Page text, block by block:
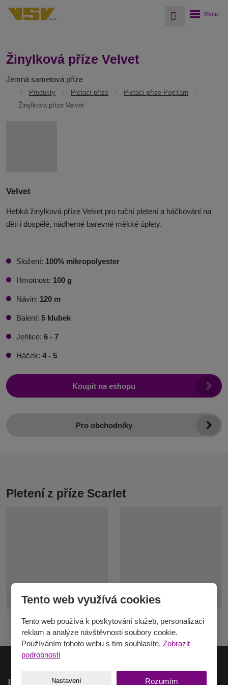
Vyhledávání
Rozbalení
Žinylková příze Velvet
Jemná sametová příze
Produkty Pletací příze
Pletací příze PopYarn
Žinylková příze Velvet
Velvet
Hebká žinylková příze Velvet pro ruční pletení a háčkování na
děti i dospělé, nádherné barevné měkké úplety.
Složení: 100% mikropolyester
Hmotnost: 100 g
Návin: 120m
Balení: 5klubek
Jehlice: 6 - 7
Háček: 4 - 5
Koupit na eshopu
Pro obchodníky
Pletení z příze Scarlet
Tento web využívá cookies
Tento web používá k poskytování služeb, personalizaci
reklam a analýze návštěvnosti soubory cookie.
Používáním tohoto webu s tím souhlasíte.Zobrazit
podrobnosti
Nastavení Rozumím